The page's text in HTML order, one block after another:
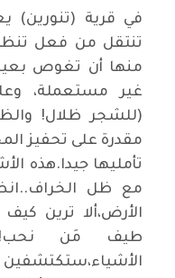
في قرية (تنورين)
تنتقل من فعل
منها أن تغوص
غير مستعملة،
(للشجر ظلال!
مقدرة على تحفيز
تأمليها جيدا.هذه
مع ظل
الأرض،ألا ترين
طيف مَن